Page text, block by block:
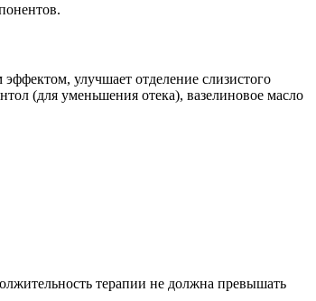
улучшает отделение слизистого
(для уменьшения отека), вазелиновое масло
терапии не должна превышать